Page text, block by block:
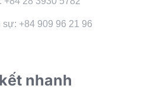
sự: +84 909 96 21 96
nhanh